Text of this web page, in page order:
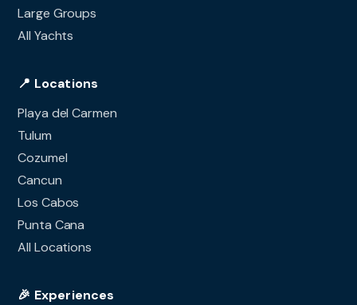
Large Groups
All Yachts
📍 Locations
Playa del Carmen
Tulum
Cozumel
Cancun
Los Cabos
Punta Cana
All Locations
🎉 Experiences